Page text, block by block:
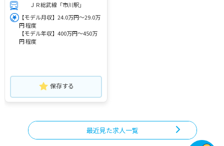
ＪＲ総武線「市川駅」
【モデル月収】24.0万円～29.0万
円 程度
【モデル年収】400万円～450万
円 程度
保存する
最近見た求人一覧